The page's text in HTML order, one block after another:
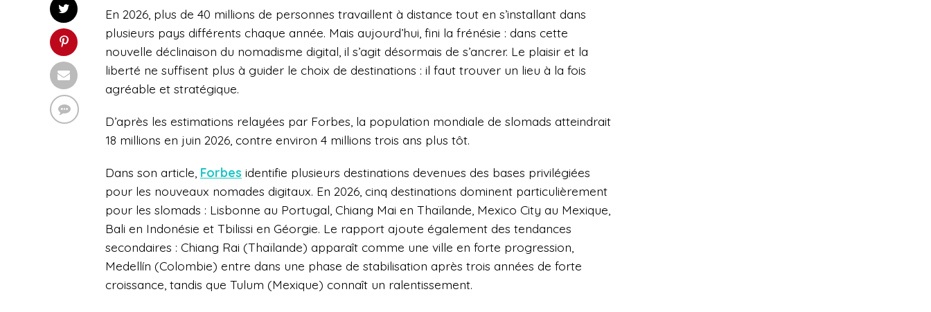
En 2026, plus de 40 millions de personnes travaillent à distance tout en s’installant dans
plusieurs pays différents chaque année. Mais aujourd’hui, fini la frénésie : dans cette
nouvelle déclinaison du nomadisme digital, il s’agit désormais de s’ancrer. Le plaisir et la
liberté ne suffisent plus à guider le choix de destinations : il faut trouver un lieu à la fois
agréable et stratégique.
D’après les estimations relayées par Forbes, la population mondiale de slomads atteindrait
18 millions en juin 2026, contre environ 4 millions trois ans plus tôt.
Dans son article, Forbes identifie plusieurs destinations devenues des bases privilégiées
pour les nouveaux nomades digitaux. En 2026, cinq destinations dominent particulièrement
pour les slomads : Lisbonne au Portugal, Chiang Mai en Thaïlande, Mexico City au Mexique,
Bali en Indonésie et Tbilissi en Géorgie. Le rapport ajoute également des tendances
secondaires : Chiang Rai (Thaïlande) apparaît comme une ville en forte progression,
Medellín (Colombie) entre dans une phase de stabilisation après trois années de forte
croissance, tandis que Tulum (Mexique) connaît un ralentissement.